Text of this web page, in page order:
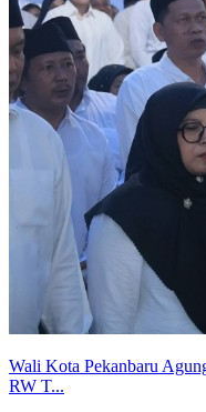
Wali Kota Pekanbaru
RW T...